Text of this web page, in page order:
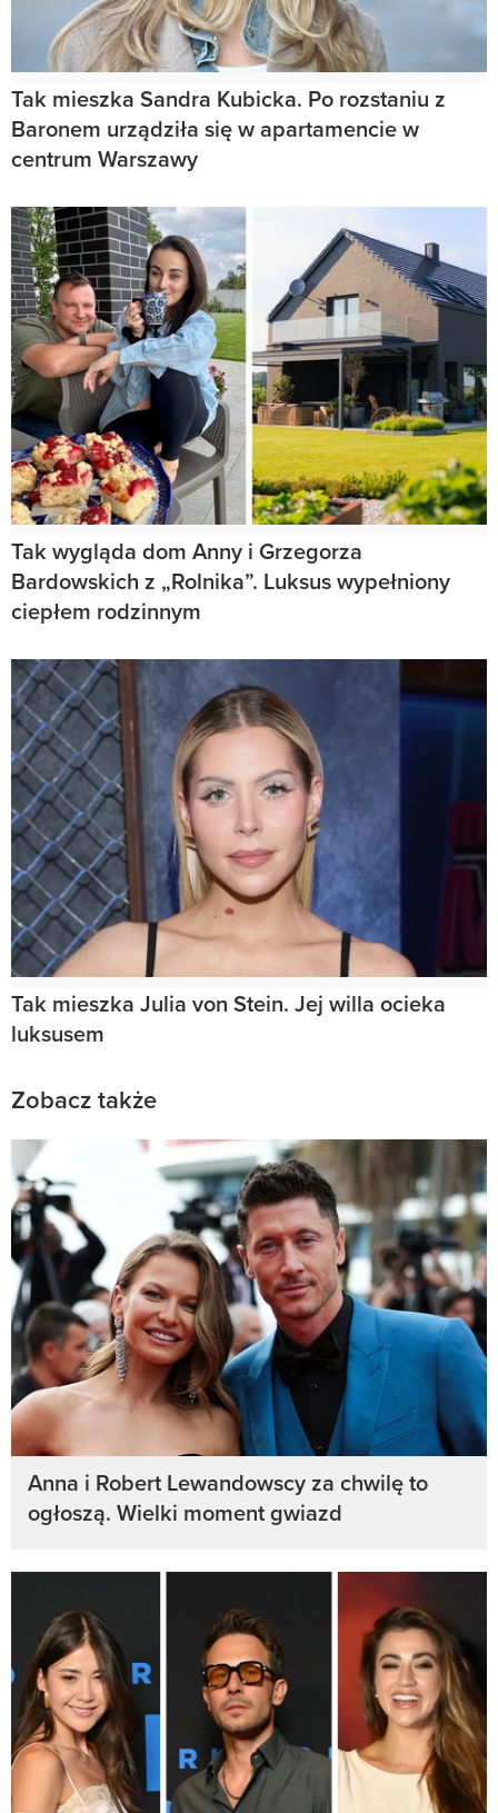
Tak mieszka Sandra Kubicka. Po rozstaniu z
Baronem urządziła się w apartamencie w
centrum Warszawy
Tak wygląda dom Anny i Grzegorza
Bardowskich z „Rolnika”. Luksus wypełniony
ciepłem rodzinnym
Tak mieszka Julia von Stein. Jej willa ocieka
luksusem
Zobacz także
Anna i Robert Lewandowscy za chwilę to
ogłoszą. Wielki moment gwiazd